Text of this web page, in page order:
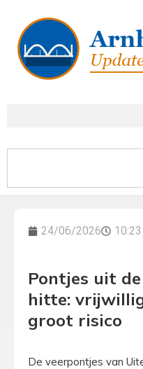
24/06/2026
Pontjes uit
hitte:
groot risico
De veerpontjes van